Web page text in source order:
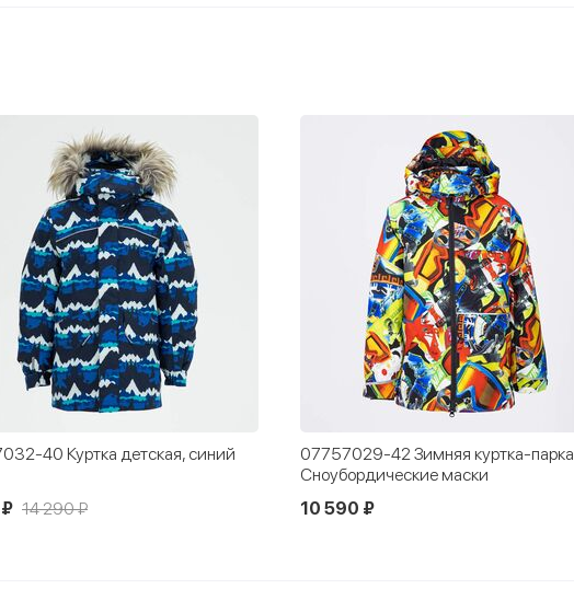
40 Куртка детская, синий
14 290 ₽
07757029-42 Зимняя куртка-парка
Сноубордические маски
10 590 ₽